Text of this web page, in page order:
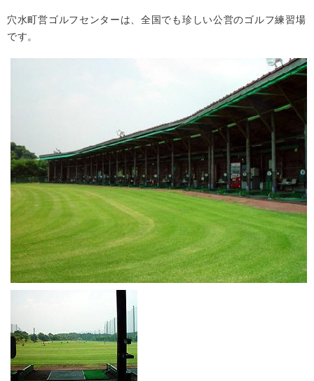
穴水町営ゴルフセンターは、全国でも珍しい公営のゴルフ練習場
です。